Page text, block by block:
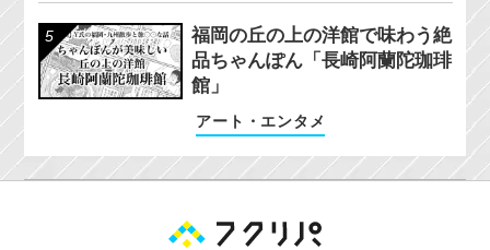
福岡の丘の上の洋館で味わう絶
品ちゃんぽん「長崎阿蘭陀珈琲
館」
アート・エンタメ